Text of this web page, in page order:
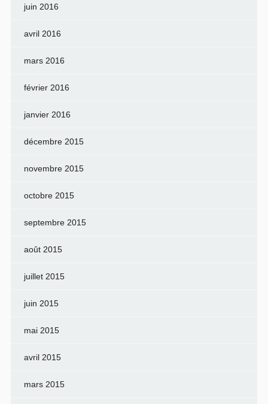
juin 2016
avril 2016
mars 2016
février 2016
janvier 2016
décembre 2015
novembre 2015
octobre 2015
septembre 2015
août 2015
juillet 2015
juin 2015
mai 2015
avril 2015
mars 2015